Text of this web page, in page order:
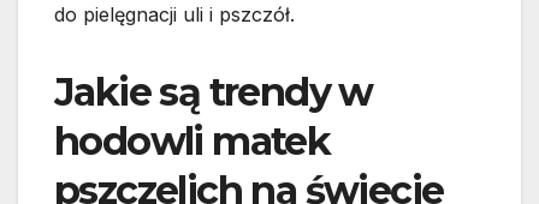
do pielęgnacji uli i pszczół.
Jakie są trendy w
hodowli matek
pszczelich na świecie